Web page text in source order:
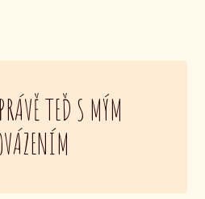
TEĎ S MÝM